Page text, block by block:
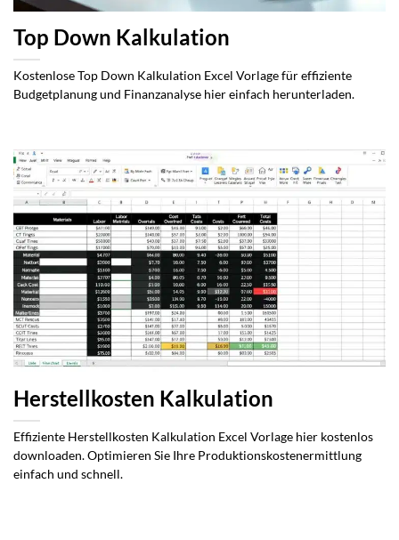
Top Down Kalkulation
Kostenlose Top Down Kalkulation Excel Vorlage für effiziente
Budgetplanung und Finanzanalyse hier einfach herunterladen.
Herstellkosten Kalkulation
Effiziente Herstellkosten Kalkulation Excel Vorlage hier kostenlos
downloaden. Optimieren Sie Ihre Produktionskostenermittlung
einfach und schnell.